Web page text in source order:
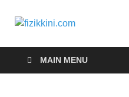
MAIN MENU